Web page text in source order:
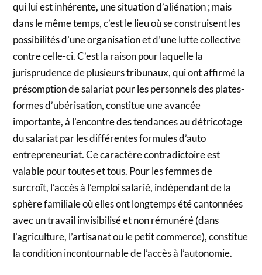
qui lui est inhérente, une situation d’aliénation ; mais
dans le même temps, c’est le lieu où se construisent les
possibilités d’une organisation et d’une lutte collective
contre celle-ci. C’est la raison pour laquelle la
jurisprudence de plusieurs tribunaux, qui ont affirmé la
présomption de salariat pour les personnels des plates-
formes d’ubérisation, constitue une avancée
importante, à l’encontre des tendances au détricotage
du salariat par les différentes formules d’auto
entrepreneuriat. Ce caractère contradictoire est
valable pour toutes et tous. Pour les femmes de
surcroît, l’accès à l’emploi salarié, indépendant de la
sphère familiale où elles ont longtemps été cantonnées
avec un travail invisibilisé et non rémunéré (dans
l’agriculture, l’artisanat ou le petit commerce), constitue
la condition incontournable de l’accès à l’autonomie.